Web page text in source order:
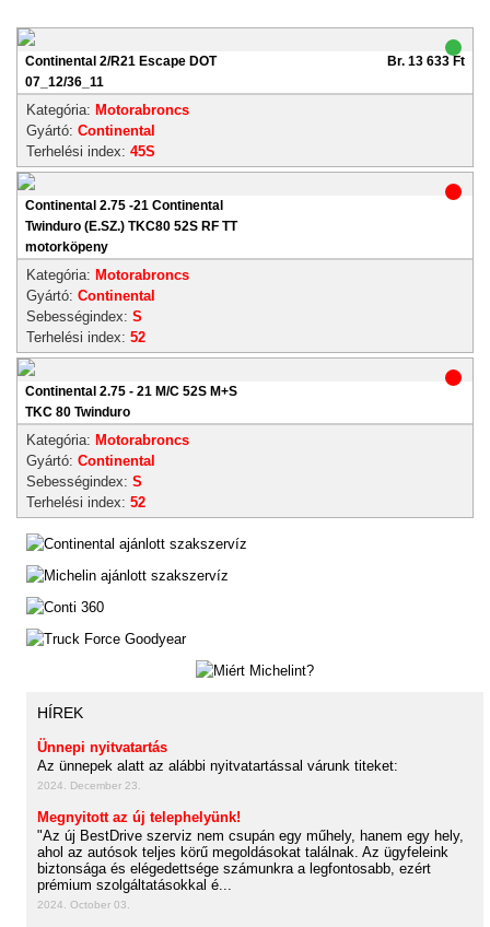
Continental 2/R21 Escape DOT
07_12/36_11
Br. 13 633 Ft
Kategória: Motorabroncs
Gyártó: Continental
Terhelési index: 45S
Continental 2.75 -21 Continental
Twinduro (E.SZ.) TKC80 52S RF TT
motorköpeny
Kategória: Motorabroncs
Gyártó: Continental
Sebességindex: S
Terhelési index: 52
Continental 2.75 - 21 M/C 52S M+S
TKC 80 Twinduro
Kategória: Motorabroncs
Gyártó: Continental
Sebességindex: S
Terhelési index: 52
HÍREK
Ünnepi nyitvatartás
Az ünnepek alatt az alábbi nyitvatartással várunk titeket:
2024. December 23.
Megnyitott az új telephelyünk!
"Az új BestDrive szerviz nem csupán egy műhely, hanem egy hely,
ahol az autósok teljes körű megoldásokat találnak. Az ügyfeleink
biztonsága és elégedettsége számunkra a legfontosabb, ezért
prémium szolgáltatásokkal é...
2024. October 03.